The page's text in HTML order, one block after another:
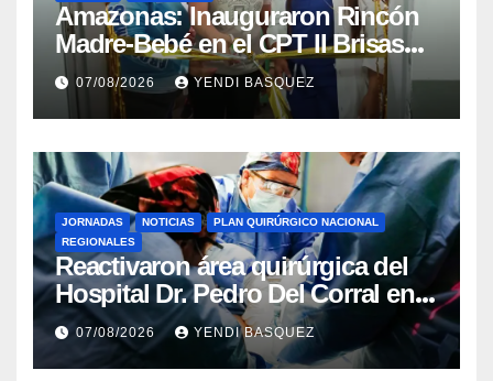
​Amazonas: Inauguraron Rincón
Madre-Bebé en el CPT II Brisas
del Aeropuerto ​Inauguraron
Rincón
07/08/2026 YENDI BASQUEZ
JORNADAS NOTICIAS
PLAN QUIRÚRGICO NACIONAL
REGIONALES
Reactivaron área quirúrgica del
Hospital Dr. Pedro Del Corral en
Guárico
07/08/2026 YENDI BASQUEZ